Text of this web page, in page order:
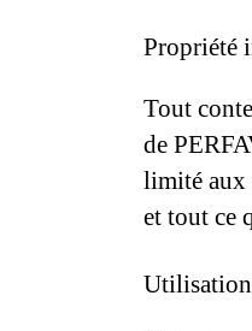
Propriété
Tout
de
limité aux
et tout ce